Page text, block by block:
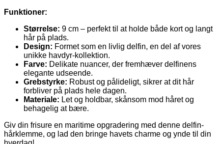
Funktioner:
Størrelse: 9 cm – perfekt til at holde både kort og langt
hår på plads.
Design: Formet som en livlig delfin, en del af vores
unikke havdyr-kollektion.
Farve: Delikate nuancer, der fremhæver delfinens
elegante udseende.
Grebstyrke: Robust og pålideligt, sikrer at dit hår
forbliver på plads hele dagen.
Materiale: Let og holdbar, skånsom mod håret og
behagelig at bære.
Giv din frisure en maritime opgradering med denne delfin-
hårklemme, og lad den bringe havets charme og ynde til din